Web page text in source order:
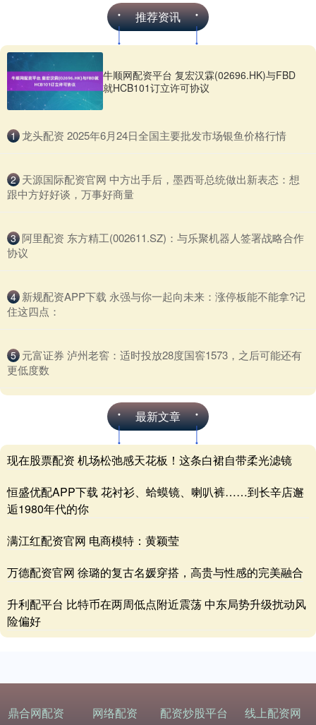
推荐资讯
牛顺网配资平台 复宏汉霖(02696.HK)与FBD
就HCB101订立许可协议
1 ​龙头配资 2025年6月24日全国主要批发市场银鱼价格行情
2 ​天源国际配资官网 中方出手后，墨西哥总统做出新表态：想
跟中方好好谈，万事好商量
3 ​阿里配资 东方精工(002611.SZ)：与乐聚机器人签署战略合作
协议
4 ​新规配资APP下载 永强与你一起向未来：涨停板能不能拿?记
住这四点：
5 ​元富证券 泸州老窖：适时投放28度国窖1573，之后可能还有
更低度数
最新文章
现在股票配资 机场松弛感天花板！这条白裙自带柔光滤镜
恒盛优配APP下载 花衬衫、蛤蟆镜、喇叭裤……到长辛店邂
逅1980年代的你
满江红配资官网 电商模特：黄颖莹
万德配资官网 徐璐的复古名媛穿搭，高贵与性感的完美融合
升利配平台 比特币在两周低点附近震荡 中东局势升级扰动风
险偏好
鼎合网配资 网络配资 配资炒股平台 线上配资网